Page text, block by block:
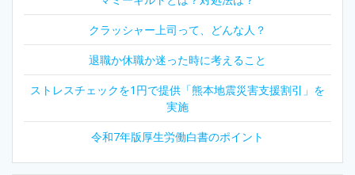
ゲ
シ
ョ
ン
クラッシャー上司って、どんな人？
退職か休職か迷った時に考えること
ストレスチェックを1円で提供「熊本地震災害支援割引」を
実施
令和7年版厚生労働白書のポイント